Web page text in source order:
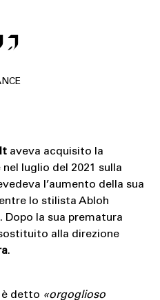
aveva acquisito la
luglio del 2021 sulla
l’aumento della sua
lo stilista Abloh
Dopo la sua prematura
alla direzione
.
è detto «orgoglioso